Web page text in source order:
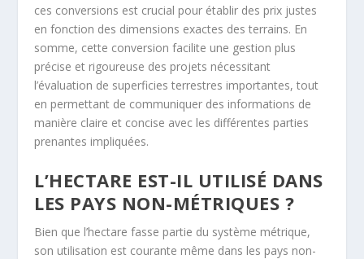
ces conversions est crucial pour établir des prix justes
en fonction des dimensions exactes des terrains. En
somme, cette conversion facilite une gestion plus
précise et rigoureuse des projets nécessitant
l’évaluation de superficies terrestres importantes, tout
en permettant de communiquer des informations de
manière claire et concise avec les différentes parties
prenantes impliquées.
L’HECTARE EST-IL UTILISÉ DANS
LES PAYS NON-MÉTRIQUES ?
Bien que l’hectare fasse partie du système métrique,
son utilisation est courante même dans les pays non-